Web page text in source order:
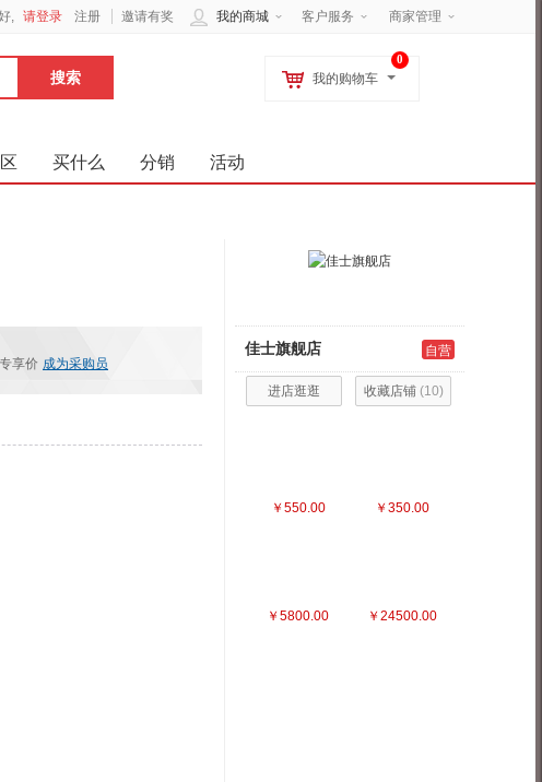
客户服务 商家管理
我的商城
, 请登录 注册 邀请有奖
0
我的购物车
买什么 分销 活动
享价 成为采购员
佳士旗舰店 自营
进店逛逛 收藏店铺 (10)
￥550.00 ￥350.00
￥5800.00 ￥24500.00